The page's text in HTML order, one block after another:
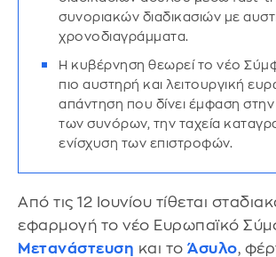
συνοριακών διαδικασιών με
χρονοδιαγράμματα.
Η κυβέρνηση θεωρεί το νέο
πιο αυστηρή και λειτουργική
απάντηση που δίνει έμφαση
των συνόρων, την ταχεία
ενίσχυση των επιστροφών.
Από τις 12 Ιουνίου τίθεται
εφαρμογή το νέο Ευρωπαϊκό
Μετανάστευση και το Άσυλο,